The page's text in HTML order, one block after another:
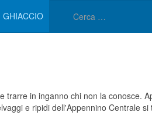
GHIACCIO
trarre in inganno chi non la conosce.
e ripidi dell'Appennino Centrale